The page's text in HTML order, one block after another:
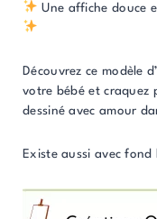
Une affiche douce
Découvrez ce modèle
votre bébé et
dessiné avec amour
Existe aussi avec fond